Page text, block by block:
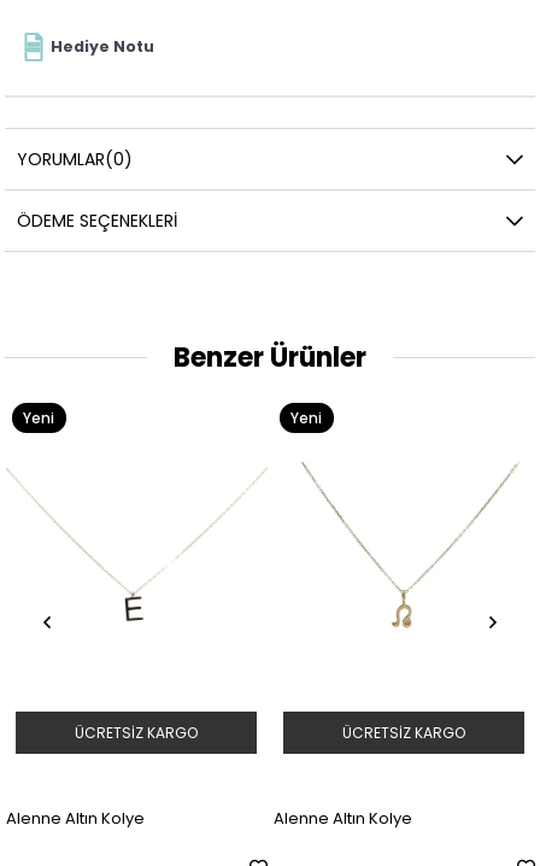
Hediye Notu
YORUMLAR(0)
ÖDEME SEÇENEKLERI
Benzer Ürünler
Alenne Altın Kolye
ÜCRETSIZ KARGO
Yeni
Alenne Altın Kolye
ÜCRETSIZ KARGO
Yeni